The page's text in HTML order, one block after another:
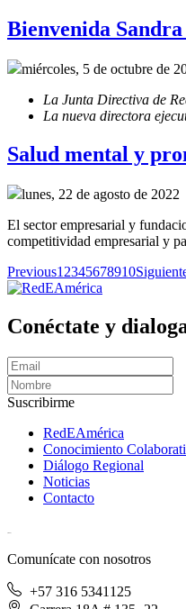
Bienvenida
miércoles, 5 de octubre de
La Junta Directiva de
La nueva directora
Salud mental y
lunes, 22 de agosto de 2022
El sector empresarial y
competitividad empresarial y
Previous1 2345678910
Conéctate y
Suscribirme
RedEAmérica
Conocimiento
Diálogo Regional
Noticias
Contacto
Comunícate con nosotros
+57 316 5341125